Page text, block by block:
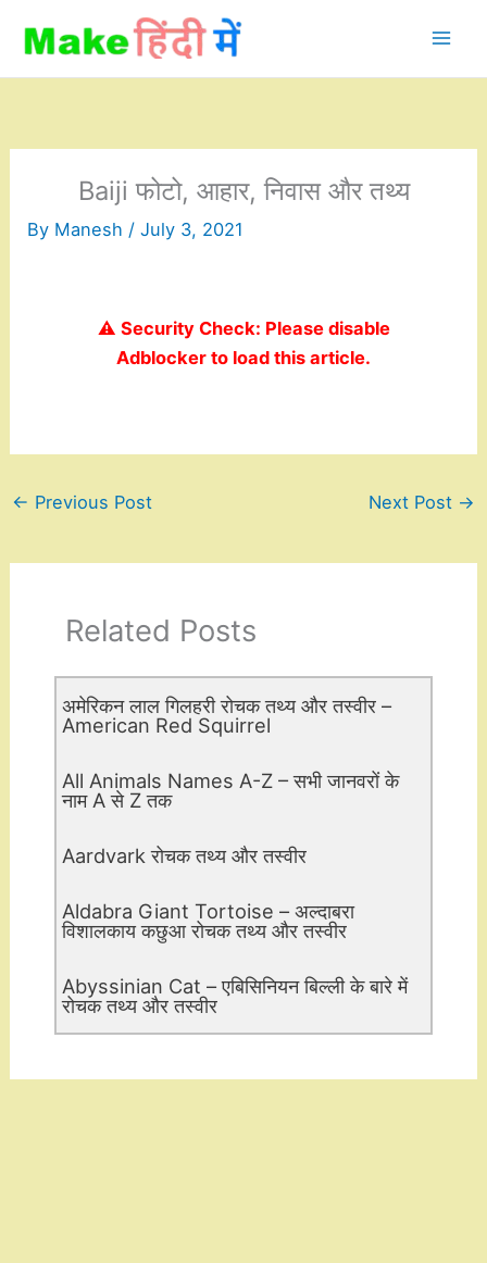
content
Baiji फोटो, आहार, निवास और तथ्य
By Manesh /July 3, 2021
⚠️ Security Check: Please disable
Adblocker to load this article.
← Previous Post Next Post →
Related Posts
अमेरिकन लाल गिलहरी रोचक तथ्य और तस्वीर –
American Red Squirrel
All Animals Names A-Z – सभी जानवरों के
नाम A से Z तक
Aardvark रोचक तथ्य और तस्वीर
Aldabra Giant Tortoise – अल्दाबरा
विशालकाय कछुआ रोचक तथ्य और तस्वीर
Abyssinian Cat – एबिसिनियन बिल्ली के बारे में
रोचक तथ्य और तस्वीर